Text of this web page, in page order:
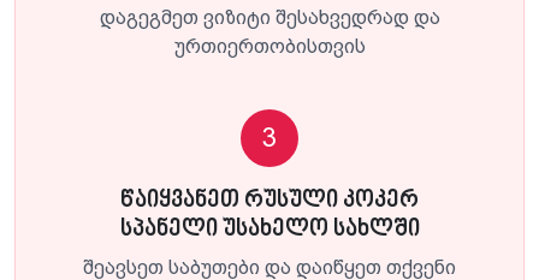
დაგეგმეთ ვიზიტი შესახვედრად და
ურთიერთობისთვის
3
წაიყვანეთ რუსული კოკერ
სპანელი უსახელო სახლში
შეავსეთ საბუთები და დაიწყეთ თქვენი